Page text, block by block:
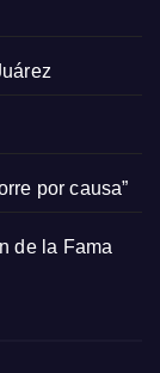
por causa”
de la Fama